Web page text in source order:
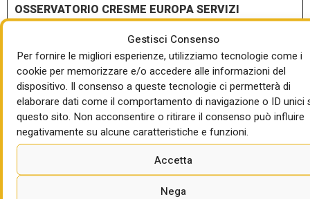
Gestisci Consenso
Per fornire le migliori esperienze, utilizziamo tecnologie come i
cookie per memorizzare e/o accedere alle informazioni del
dispositivo. Il consenso a queste tecnologie ci permetterà di
elaborare dati come il comportamento di navigazione o ID unici
questo sito. Non acconsentire o ritirare il consenso può influire
negativamente su alcune caratteristiche e funzioni.
Accetta
Nega
OSSERVATORIO CRESME EUROPA SERVIZI
Gare di appalti di lavori tradizionali in calo
nel 2025 (ma recupera Anas), boom di Ppp e
concessioni
di Giorgio Santilli
Anas: 63,4 mln per bonifica da ordigni
bellici
di Mercedes Tascedda
ApS: 19,5mln per la sicurezza del sistema